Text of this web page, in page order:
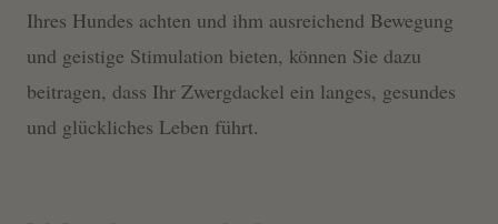
Ihres Hundes achten und ihm ausreichend Bewegung
und geistige Stimulation bieten, können Sie dazu
beitragen, dass Ihr Zwergdackel ein langes, gesundes
und glückliches Leben führt.